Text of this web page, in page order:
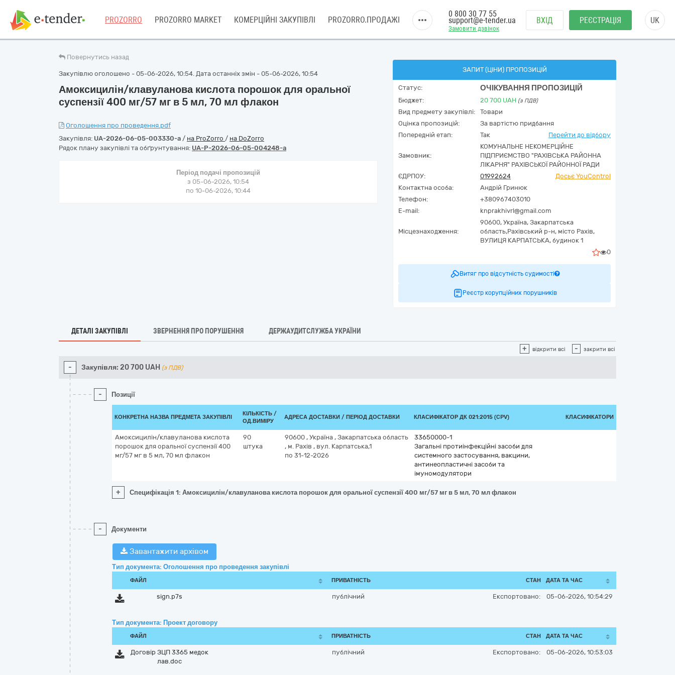
PROZORRO PROZORRO MARKET КОМЕРЦІЙНІ ЗАКУПІВЛІ PROZORRO.ПРОДАЖІ
Замовити дзвінок
0 800 30 77 55
support@e-tender.ua ВХІД РЕЄСТРАЦІЯ UK
Повернутись назад
Закупівлю оголошено - 05-06-2026, 10:54. Дата останніх змін - 05-06-2026, 10:54
Амоксицилін/клавуланова кислота порошок для оральної
суспензії 400 мг/57 мг в 5 мл, 70 мл флакон
Оголошення про проведення.pdf
Закупівля: UA-2026-06-05-003330-a / на ProZorro / на DoZorro
Рядок плану закупівлі та обґрунтування: UA-P-2026-06-05-004248-a
Період подачі пропозицій
з 05-06-2026, 10:54
по 10-06-2026, 10:44
ЗАПИТ (ЦІНИ) ПРОПОЗИЦІЙ
Статус: ОЧІКУВАННЯ ПРОПОЗИЦІЙ
Бюджет: 20 700 UAH (з ПДВ)
Вид предмету закупівлі:
Товари
Оцінка пропозицій:
За вартістю придбання
Попередній етап:
Так Перейти до відбору
Замовник:
КОМУНАЛЬНЕ НЕКОМЕРЦІЙНЕ
ПІДПРИЄМСТВО "РАХІВСЬКА РАЙОННА
ЛІКАРНЯ" РАХІВСЬКОЇ РАЙОННОЇ РАДИ
ЄДРПОУ:
01992624
Досьє YouControl
Контактна особа:
Андрій Гринюк
Телефон:
+380967403010
E-mail:
knprakhivrl@gmail.com
Місцезнаходження:
90600, Україна, Закарпатська
область,Рахівський р-н, місто Рахів,
ВУЛИЦЯ КАРПАТСЬКА, будинок 1
0
Витяг про відсутність судимості
Реєстр корупційних порушників
ДЕТАЛІ ЗАКУПІВЛІ ЗВЕРНЕННЯ ПРО ПОРУШЕННЯ ДЕРЖАУДИТСЛУЖБА УКРАЇНИ
+ відкрити всі - закрити всі
- Закупівля: 20 700 UAH (з ПДВ)
- Позиції
КОНКРЕТНА НАЗВА ПРЕДМЕТА ЗАКУПІВЛІ
КІЛЬКІСТЬ /
ОД.ВИМІРУ
АДРЕСА ДОСТАВКИ / ПЕРІОД ДОСТАВКИ КЛАСИФІКАТОР ДК 021:2015 (CPV) КЛАСИФІКАТОРИ
Амоксицилін/клавуланова кислота
порошок для оральної суспензії 400
мг/57 мг в 5 мл, 70 мл флакон
90
штука
90600 , Україна , Закарпатська область
, м. Рахів , вул. Карпатська,1
по 31-12-2026
33650000-1
Загальні протиінфекційні засоби для
системного застосування, вакцини,
антинеопластичні засоби та
імуномодулятори
+ Специфікація 1: Амоксицилін/клавуланова кислота порошок для оральної суспензії 400 мг/57 мг в 5 мл, 70 мл флакон
- Документи
Завантажити архівом
Тип документа: Оголошення про проведення закупівлі
ФАЙЛ ПРИВАТНІСТЬ СТАН ДАТА ТА ЧАС
sign.p7s публічний Експортовано: 05-06-2026, 10:54:29
Тип документа: Проект договору
ФАЙЛ ПРИВАТНІСТЬ СТАН ДАТА ТА ЧАС
Договір ЗЦП 3365 медок
лав.doc
публічний Експортовано: 05-06-2026, 10:53:03